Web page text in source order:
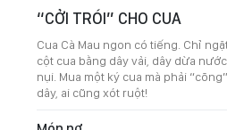
“CỞI TRÓI” CHO CUA
Cua Cà Mau ngon có tiếng. Chỉ
cột cua bằng dây vải, dây dừa
nụi. Mua một ký cua mà phải
dây, ai cũng xót ruột!